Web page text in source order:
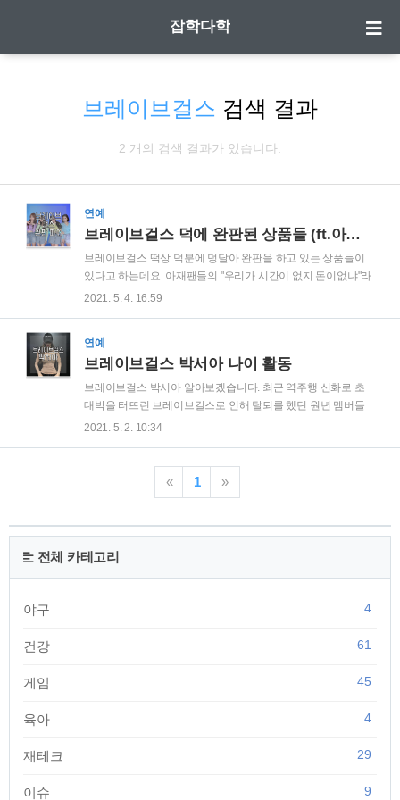
잡학다학
브레이브걸스 검색 결과
2 개의 검색 결과가 있습니다.
연예
브레이브걸스 덕에 완판된 상품들 (ft.아재파워)
브레이브걸스 떡상 덕분에 덩달아 완판을 하고 있는 상품들이
있다고 하는데요. 아재팬들의 "우리가 시간이 없지 돈이없냐"라
며 막강화력을 선사하고 있습니다. 브레이브걸스 덕분에 완판
들어오는 멤버가 바로 꼬북좌 유정이다. 롤린을 부르며 살인미
소를 남발하며 자연스럽게 입덕을 하게되는데, 그로 인해 과거
유정의 맥심 화보가 이슈가되어 뒤늦게 완판 기록을 세웠다고
합니다. 그리고 맥심도 발빠르게 쁘걸 코인에 탑승하기 위해 추
2021. 5. 4. 16:59
연예
브레이브걸스 박서아 나이 활동
브레이브걸스 박서아 알아보겠습니다. 최근 역주행 신화로 초
대박을 터뜨린 브레이브걸스로 인해 탈퇴를 했던 원년 멤버들
에 대해 많은 관심을 가지고 있는데요. 그중 메인보컬에 외모 원
터 2016년까지 브레이브걸스 원년 멤버로 활동하다 탈퇴한 멤
버로 현재는 아프리카TV BJ겸 유튜버로 활동 중입니다. 박서아
하고 있습니다. 대부분의 사람들이 브레이브걸스 떡상으로 인
해 이전 멤버들을 안타깝게 생각하고 있지만 박서아의 경우 BJ
로 큰성공을 거뒀기 때문에 그렇게 부러워하진 않을거 같네요.
2021. 5. 2. 10:34
« 1 »
전체 카테고리
야구 4
건강 61
게임 45
육아 4
재테크 29
이슈 9